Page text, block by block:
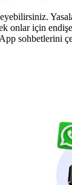
onlar için
sohbetlerini